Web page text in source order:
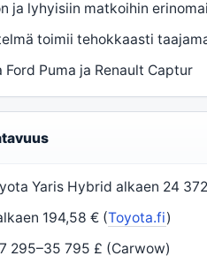
ja lyhyisiin matkoihin
toimii tehokkaasti
Ford Puma ja Renault Captur
Yaris Hybrid alkaen 24
194,58 € (Toyota.fi)
295–35 795 £ (Carwow)